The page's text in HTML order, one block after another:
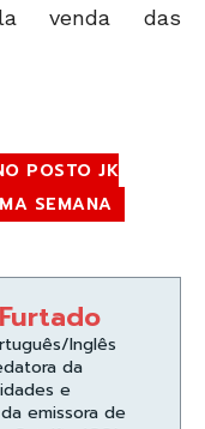
venda das
POSTO JK
SEMANA
Inglês
da
e
emissora de